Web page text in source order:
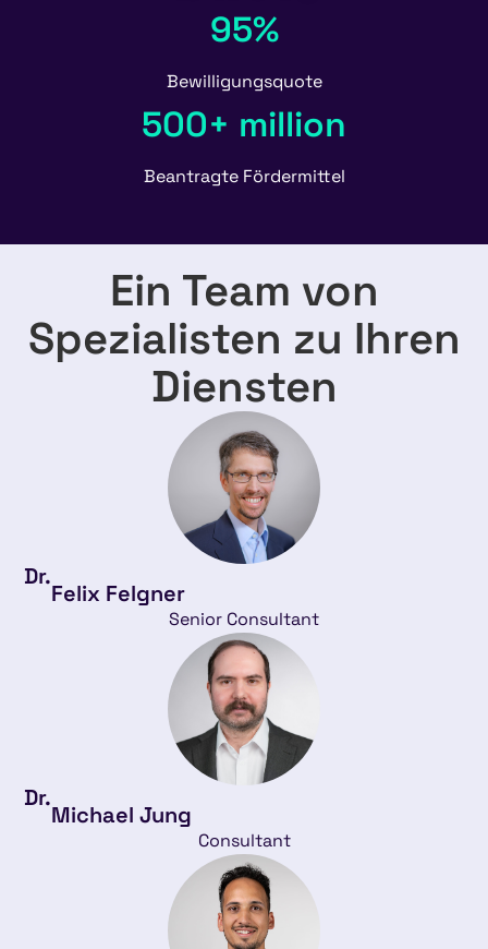
95%
Bewilligungsquote
500+ million
Beantragte Fördermittel
Ein Team von
Spezialisten zu Ihren
Diensten
Dr.
Felix Felgner
Senior Consultant
Dr.
Michael Jung
Consultant